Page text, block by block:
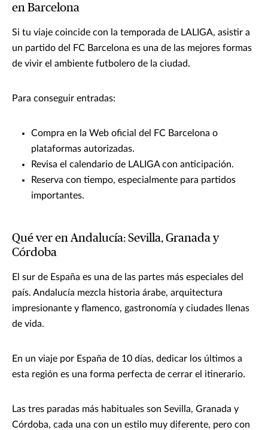
en Barcelona
Si tu viaje coincide con la temporada de LALIGA, asistir a
un partido del FC Barcelona es una de las mejores formas
de vivir el ambiente futbolero de la ciudad.
Para conseguir entradas:
Compra en la Web oficial del FC Barcelona o
plataformas autorizadas.
Revisa el calendario de LALIGA con anticipación.
Reserva con tiempo, especialmente para partidos
importantes.
Qué ver en Andalucía: Sevilla, Granada y
Córdoba
El sur de España es una de las partes más especiales del
país. Andalucía mezcla historia árabe, arquitectura
impresionante y flamenco, gastronomía y ciudades llenas
de vida.
En un viaje por España de 10 días, dedicar los últimos a
esta región es una forma perfecta de cerrar el itinerario.
Las tres paradas más habituales son Sevilla, Granada y
Córdoba, cada una con un estilo muy diferente, pero con